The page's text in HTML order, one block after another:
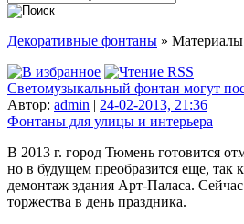
Декоративные фонтаны » Материалы
Светомузыкальный фонтан могут
Автор: admin | 24-02-2013, 21:36
Фонтаны для улицы и интерьера
В 2013 г. город Тюмень готовится
но в будущем преобразится еще, так
демонтаж здания Арт-Паласа.
торжества в день праздника.